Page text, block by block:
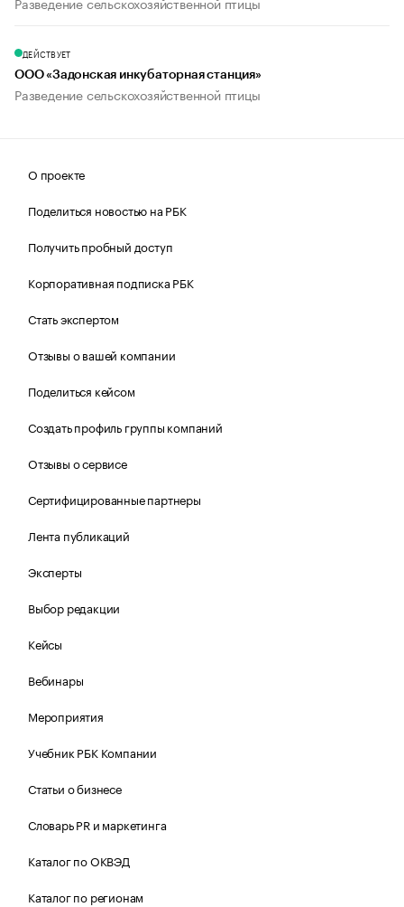
ДЕЙСТВУЕТ
ООО «Задонская инкубаторная станция»
Разведение сельскохозяйственной птицы
О проекте
Поделиться новостью на РБК
Получить пробный доступ
Корпоративная подписка РБК
Стать экспертом
Отзывы о вашей компании
Поделиться кейсом
Создать профиль группы компаний
Отзывы о сервисе
Сертифицированные партнеры
Лента публикаций
Эксперты
Выбор редакции
Кейсы
Вебинары
Мероприятия
Учебник РБК Компании
Статьи о бизнесе
Словарь PR и маркетинга
Каталог по ОКВЭД
Каталог по регионам